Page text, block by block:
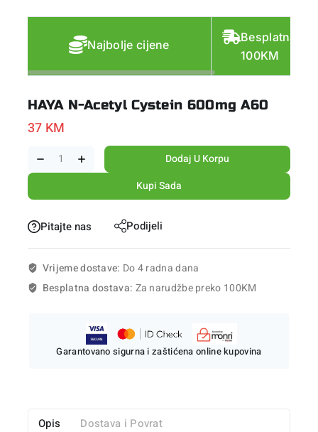
Najbolje cijene
Besplatna
100KM
HAYA N-Acetyl Cystein 600mg A60
37 KM
Dodaj U Korpu
Kupi Sada
Pitajte nas Podijeli
Vrijeme dostave: Do 4 radna dana
Besplatna dostava: Za narudžbe preko 100KM
Garantovano sigurna i zaštićena online kupovina
Opis Dostava i Povrat